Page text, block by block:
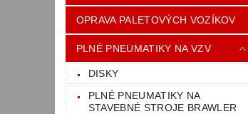
OPRAVA PALETOVÝCH VOZÍKOV
PLNÉ PNEUMATIKY NA VZV
DISKY
PLNÉ PNEUMATIKY NA
STAVEBNÉ STROJE BRAWLER